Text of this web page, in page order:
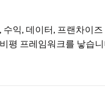
수익, 데이터, 프랜차이
평 프레임워크를 낳습